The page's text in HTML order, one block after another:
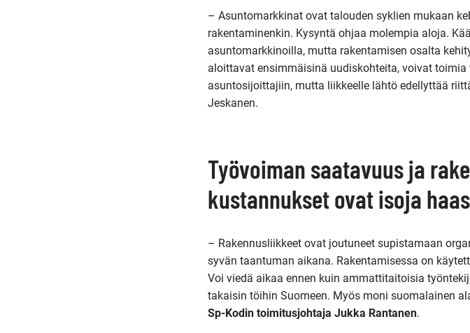
– Asuntomarkkinat ovat talouden syklien mukaan
rakentaminenkin. Kysyntä ohjaa molempia aloja.
asuntomarkkinoilla, mutta rakentamisen osalta
aloittavat ensimmäisinä uudiskohteita, voivat
asuntosijoittajiin, mutta liikkeelle lähtö edellyttää
Jeskanen.
Työvoiman saatavuus ja
kustannukset ovat isoja
– Rakennusliikkeet ovat joutuneet supistamaan
syvän taantuman aikana. Rakentamisessa on
Voi viedä aikaa ennen kuin ammattitaitoisia
takaisin töihin Suomeen. Myös moni suomalainen
Sp-Kodin toimitusjohtaja Jukka Rantanen.